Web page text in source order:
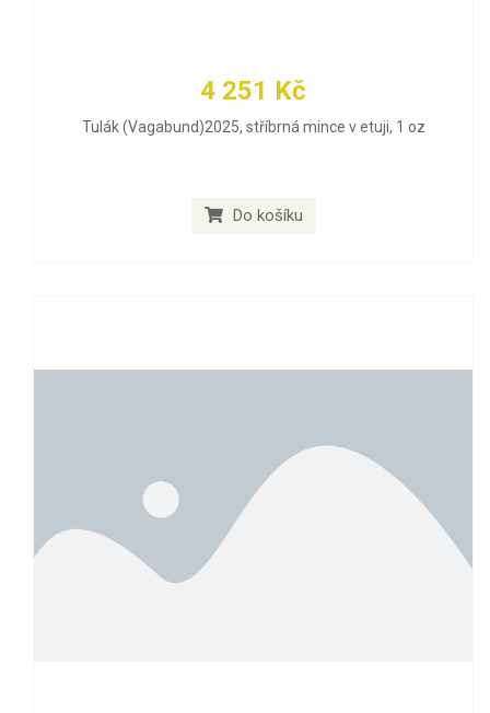
4 251 Kč
Tulák (Vagabund)2025, stříbrná mince v etuji, 1 oz
Do košíku